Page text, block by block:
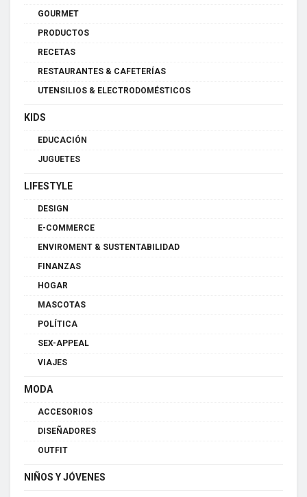
GOURMET
PRODUCTOS
RECETAS
RESTAURANTES & CAFETERÍAS
UTENSILIOS & ELECTRODOMÉSTICOS
KIDS
EDUCACIÓN
JUGUETES
LIFESTYLE
DESIGN
E-COMMERCE
ENVIROMENT & SUSTENTABILIDAD
FINANZAS
HOGAR
MASCOTAS
POLÍTICA
SEX-APPEAL
VIAJES
MODA
ACCESORIOS
DISEÑADORES
OUTFIT
NIÑOS Y JÓVENES